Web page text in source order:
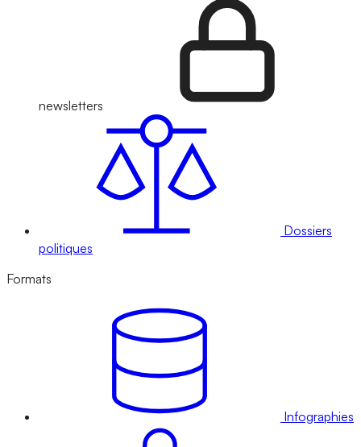
newsletters
Dossiers
politiques
Formats
Infographies